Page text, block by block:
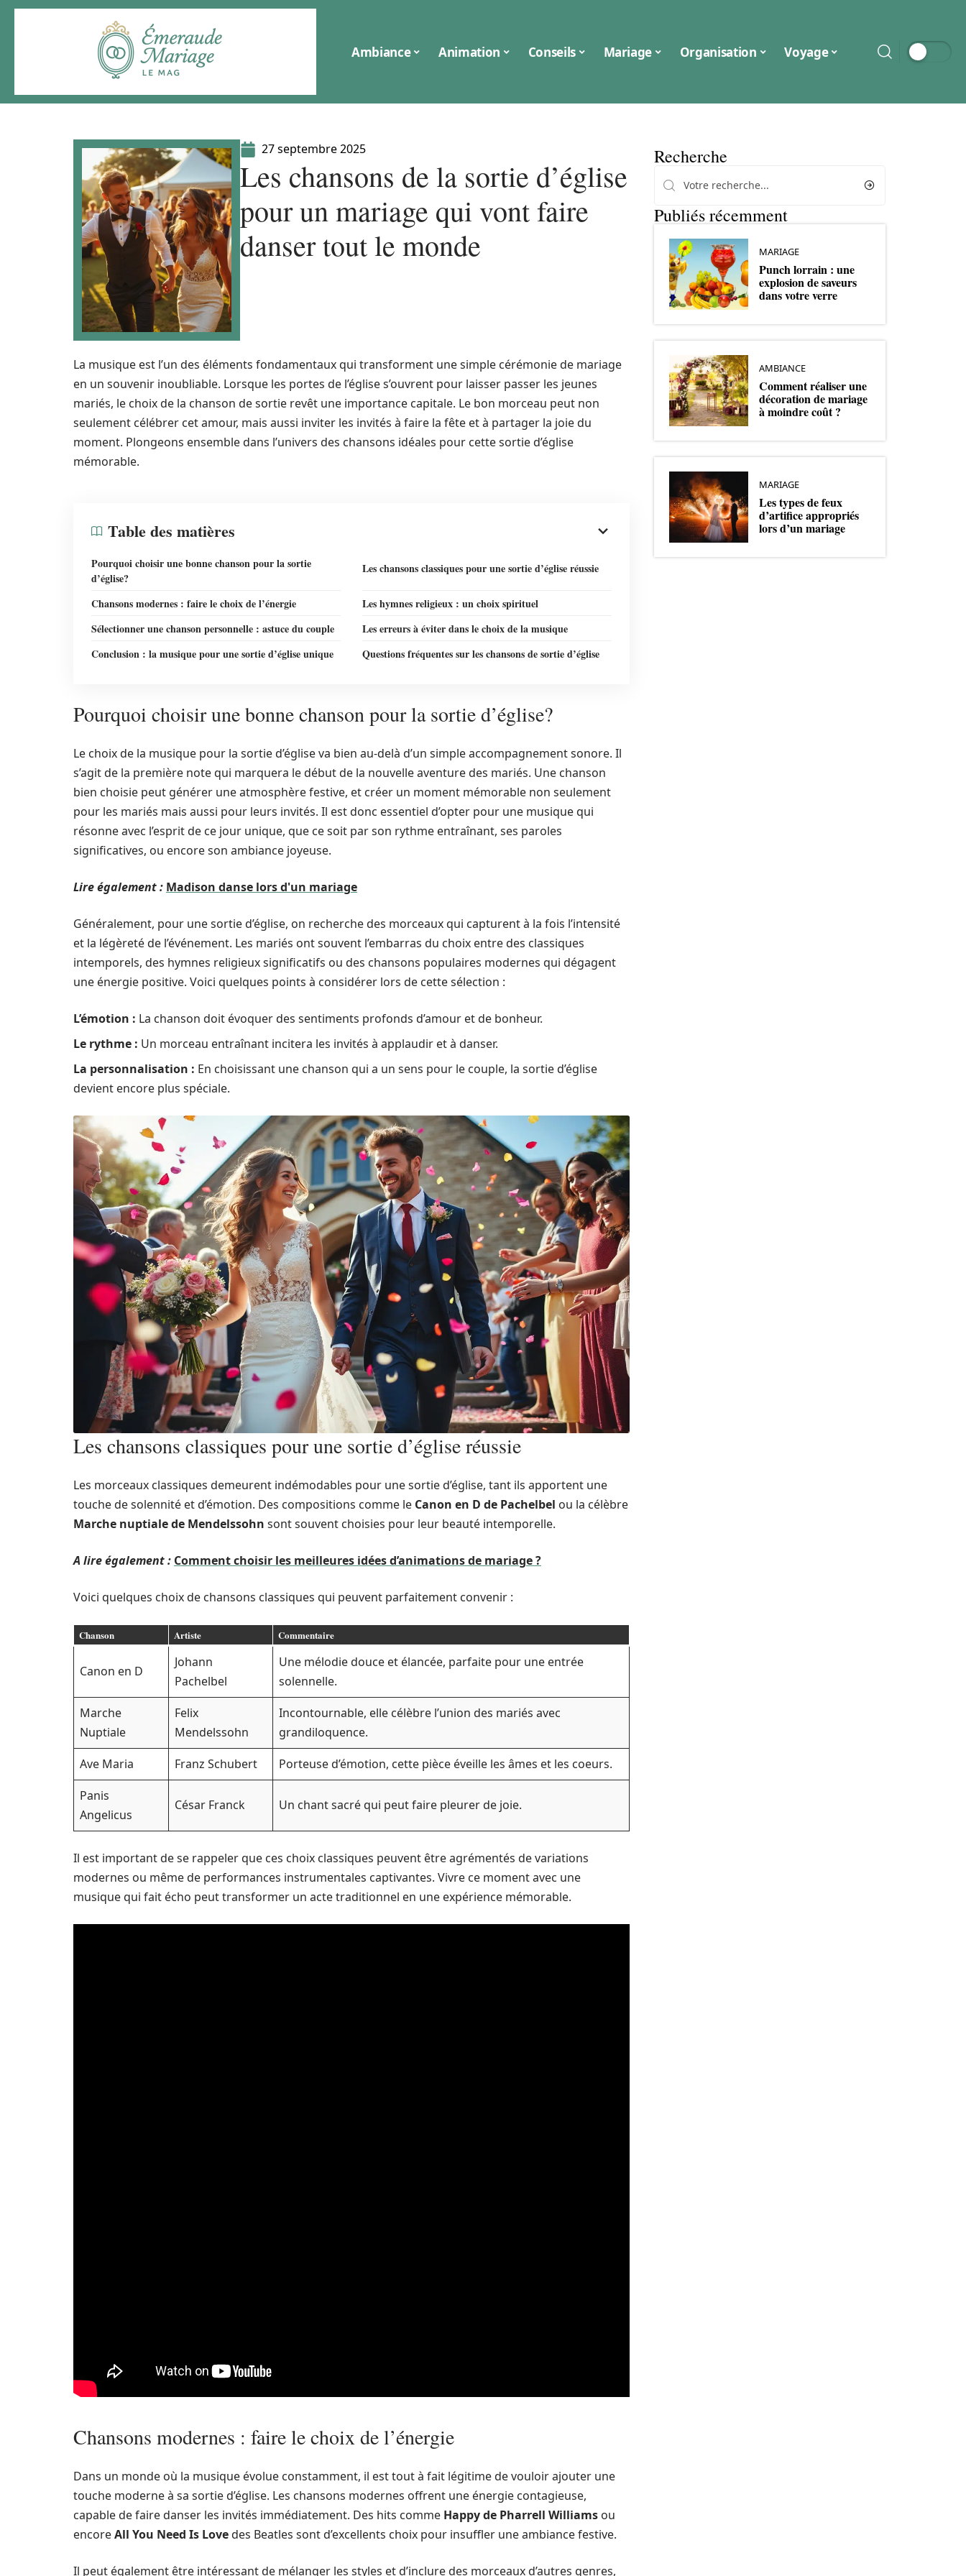
Ambiance Animation Conseils Mariage Organisation Voyage
27 septembre 2025
Les chansons de la sortie d’église
pour un mariage qui vont faire
danser tout le monde
La musique est l’un des éléments fondamentaux qui transforment une simple cérémonie de mariage
en un souvenir inoubliable. Lorsque les portes de l’église s’ouvrent pour laisser passer les jeunes
mariés, le choix de la chanson de sortie revêt une importance capitale. Le bon morceau peut non
seulement célébrer cet amour, mais aussi inviter les invités à faire la fête et à partager la joie du
moment. Plongeons ensemble dans l’univers des chansons idéales pour cette sortie d’église
mémorable.
Table des matières
Pourquoi choisir une bonne chanson pour la sortie
d’église?
Les chansons classiques pour une sortie d’église réussie
Chansons modernes : faire le choix de l’énergie
Les hymnes religieux : un choix spirituel
Sélectionner une chanson personnelle : astuce du couple
Les erreurs à éviter dans le choix de la musique
Conclusion : la musique pour une sortie d’église unique
Questions fréquentes sur les chansons de sortie d’église
Pourquoi choisir une bonne chanson pour la sortie d’église?
Le choix de la musique pour la sortie d’église va bien au-delà d’un simple accompagnement sonore. Il
s’agit de la première note qui marquera le début de la nouvelle aventure des mariés. Une chanson
bien choisie peut générer une atmosphère festive, et créer un moment mémorable non seulement
pour les mariés mais aussi pour leurs invités. Il est donc essentiel d’opter pour une musique qui
résonne avec l’esprit de ce jour unique, que ce soit par son rythme entraînant, ses paroles
significatives, ou encore son ambiance joyeuse.
Lire également : Madison danse lors d'un mariage
Généralement, pour une sortie d’église, on recherche des morceaux qui capturent à la fois l’intensité
et la légèreté de l’événement. Les mariés ont souvent l’embarras du choix entre des classiques
intemporels, des hymnes religieux significatifs ou des chansons populaires modernes qui dégagent
une énergie positive. Voici quelques points à considérer lors de cette sélection :
L’émotion : La chanson doit évoquer des sentiments profonds d’amour et de bonheur.
Le rythme : Un morceau entraînant incitera les invités à applaudir et à danser.
La personnalisation : En choisissant une chanson qui a un sens pour le couple, la sortie d’église
devient encore plus spéciale.
Les chansons classiques pour une sortie d’église réussie
Les morceaux classiques demeurent indémodables pour une sortie d’église, tant ils apportent une
touche de solennité et d’émotion. Des compositions comme le Canon en D de Pachelbel ou la célèbre
Marche nuptiale de Mendelssohn sont souvent choisies pour leur beauté intemporelle.
A lire également : Comment choisir les meilleures idées d’animations de mariage ?
Voici quelques choix de chansons classiques qui peuvent parfaitement convenir :
Chanson Artiste Commentaire
Canon en D
Johann
Pachelbel
Une mélodie douce et élancée, parfaite pour une entrée
solennelle.
Marche
Nuptiale
Felix
Mendelssohn
Incontournable, elle célèbre l’union des mariés avec
grandiloquence.
Ave Maria
Franz Schubert
Porteuse d’émotion, cette pièce éveille les âmes et les coeurs.
Panis
Angelicus
César Franck Un chant sacré qui peut faire pleurer de joie.
Il est important de se rappeler que ces choix classiques peuvent être agrémentés de variations
modernes ou même de performances instrumentales captivantes. Vivre ce moment avec une
musique qui fait écho peut transformer un acte traditionnel en une expérience mémorable.
Chansons modernes : faire le choix de l’énergie
Dans un monde où la musique évolue constamment, il est tout à fait légitime de vouloir ajouter une
touche moderne à sa sortie d’église. Les chansons modernes offrent une énergie contagieuse,
capable de faire danser les invités immédiatement. Des hits comme Happy de Pharrell Williams ou
encoreAll You Need Is Lovedes Beatles sont d’excellents choix pour insuffler une ambiance festive.
Il peut également être intéressant de mélanger les styles et d’inclure des morceaux d’autres genres,
Recherche
Publiés récemment
MARIAGE
Punch lorrain : une
explosion de saveurs
dans votre verre
AMBIANCE
Comment réaliser une
décoration de mariage
à moindre coût ?
MARIAGE
Les types de feux
d’artifice appropriés
lors d’un mariage